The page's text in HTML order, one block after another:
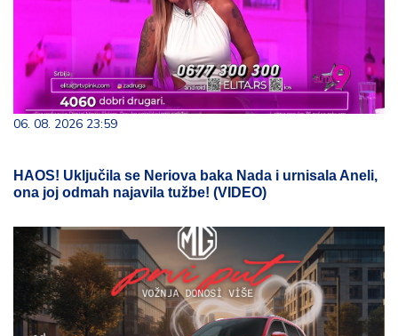
06. 08. 2026 23:59
HAOS! Uključila se Neriova baka Nada i urnisala Aneli,
ona joj odmah najavila tužbe! (VIDEO)